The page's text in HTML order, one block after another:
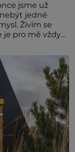
jsme už
jedné
Živím se
je pro mě vždy
volá o